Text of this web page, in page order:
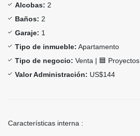
Alcobas: 2
Baños: 2
Garaje: 1
Tipo de inmueble: Apartamento
Tipo de negocio: Venta | 🟦 Proyectos
Valor Administración: US$144
Características interna :